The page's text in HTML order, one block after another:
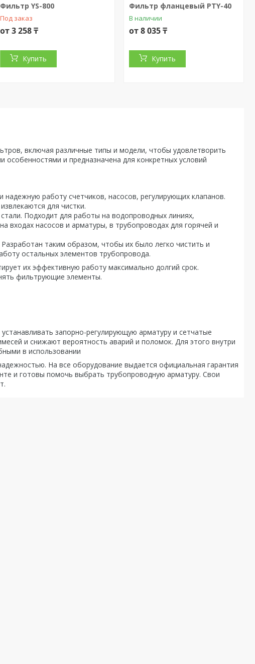
Фильтр YS-800
Под заказ
от 3 258 ₸
Купить
Фильтр фланцевый PTY-40
В наличии
от 8 035 ₸
Купить
включая различные типы и модели, чтобы удовлетворить
и предназначена для конкретных условий
работу счетчиков, насосов, регулирующих клапанов.
для чистки.
Подходит для работы на водопроводных линиях,
входах насосов и арматуры, в трубопроводах для горячей и
таким образом, чтобы их было легко чистить и
остальных элементов трубопровода.
их эффективную работу максимально долгий срок.
фильтрующие элементы.
запорно-регулирующую арматуру и сетчатые
и снижают вероятность аварий и поломок. Для этого внутри
в использовании
На все оборудование выдается официальная гарантия
и готовы помочь выбрать трубопроводную арматуру. Свои